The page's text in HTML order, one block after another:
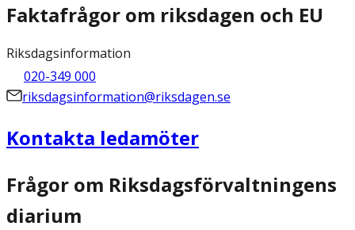
Faktafrågor om riksdagen och EU
Riksdagsinformation
020-349 000
riksdagsinformation@riksdagen.se
Kontakta ledamöter
Frågor om Riksdagsförvaltningens
diarium